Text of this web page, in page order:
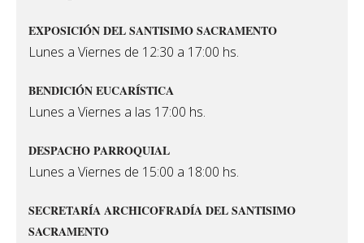
EXPOSICIÓN DEL SANTISIMO SACRAMENTO
Lunes a Viernes de 12:30 a 17:00 hs.
BENDICIÓN EUCARÍSTICA
Lunes a Viernes a las 17:00 hs.
DESPACHO PARROQUIAL
Lunes a Viernes de 15:00 a 18:00 hs.
SECRETARÍA ARCHICOFRADÍA DEL SANTISIMO
SACRAMENTO